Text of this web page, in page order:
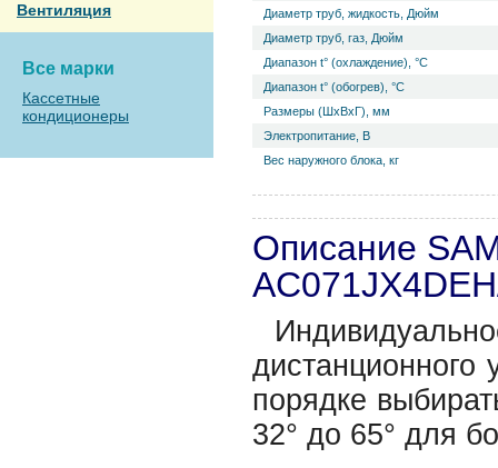
Вентиляция
Все марки
Кассетные
кондиционеры
Диаметр труб, жидкость, Дюйм
Диаметр труб, газ, Дюйм
Диапазон t° (охлаждение), °С
Диапазон t° (обогрев), °С
Размеры (ШхВхГ), мм
Электропитание, В
Вес наружного блока, кг
Описание
дистанционного
порядке
32° до 65° для